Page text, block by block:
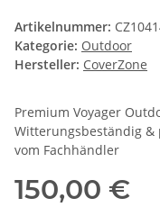
Artikelnummer:
Kategorie: Outdoor
Hersteller: CoverZone
Premium Voyager
Witterungsbeständig &
vom Fachhändler
150,00 €